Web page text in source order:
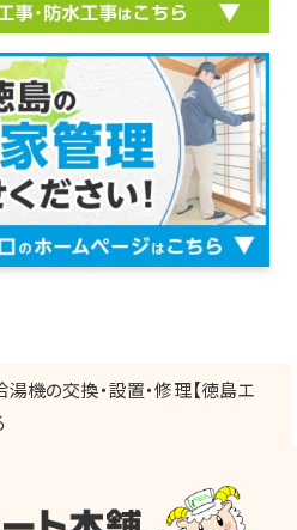
機の交換・設置・修理【徳島エ